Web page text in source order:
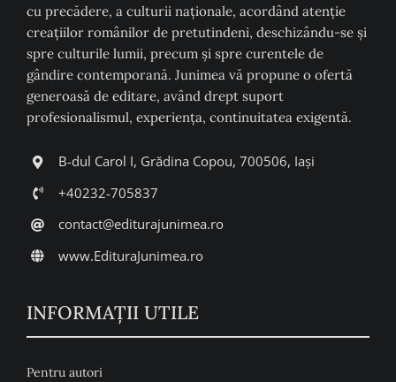
cu precădere, a culturii naţionale, acordând atenţie
creaţiilor românilor de pretutindeni, deschizându-se şi
spre culturile lumii, precum şi spre curentele de
gândire contemporană. Junimea vă propune o ofertă
generoasă de editare, având drept suport
profesionalismul, experiența, continuitatea exigentă.
B-dul Carol I, Grădina Copou, 700506, Iași
+40232-705837
contact@editurajunimea.ro
www.EdituraJunimea.ro
INFORMAŢII UTILE
Pentru autori